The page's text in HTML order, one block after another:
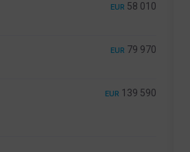
EUR 58 010
EUR 79 970
EUR 139 590